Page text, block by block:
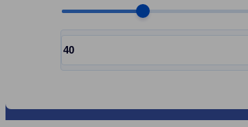
Choose quantity, pcs
Input quantity, pcs